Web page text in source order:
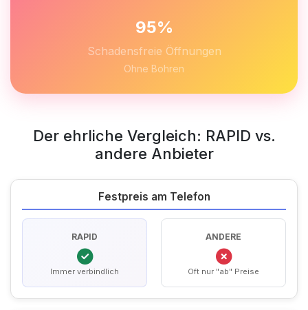
95%
Schadensfreie Öffnungen
Ohne Bohren
Der ehrliche Vergleich: RAPID vs.
andere Anbieter
Festpreis am Telefon
RAPID
Immer verbindlich
ANDERE
Oft nur "ab" Preise